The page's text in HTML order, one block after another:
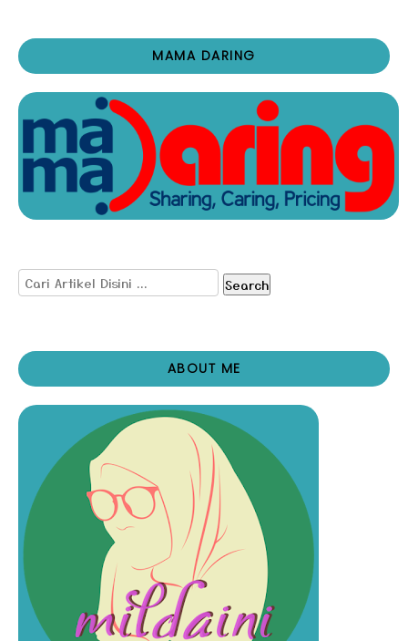
MAMA DARING
Search
ABOUT ME